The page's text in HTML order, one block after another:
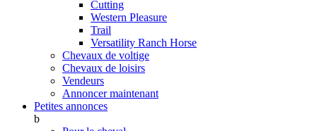
Cutting
Western Pleasure
Trail
Versatility Ranch Horse
Chevaux de voltige
Chevaux de loisirs
Vendeurs
Annoncer maintenant
Petites annonces
b